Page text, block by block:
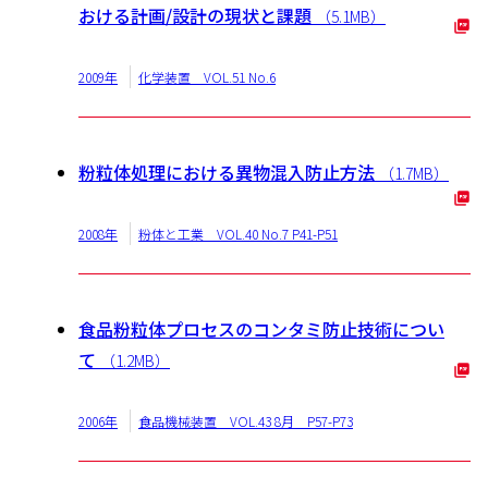
おける計画/設計の現状と課題
（5.1MB）
2009年 化学装置 VOL.51 No.6
粉粒体処理における異物混入防止方法 （1.7MB）
2008年 粉体と工業 VOL.40 No.7 P41-P51
食品粉粒体プロセスのコンタミ防止技術につい
て
（1.2MB）
2006年 食品機械装置 VOL.43 8月 P57-P73